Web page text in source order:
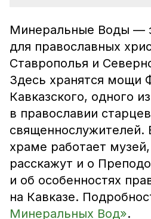
Минеральные Воды —
для православных
Ставрополья и
Здесь хранятся мощи
Кавказского, одного
в православии
священнослужителей.
храме работает
расскажут и о
и об особенностях
на Кавказе.
Минеральных Вод».